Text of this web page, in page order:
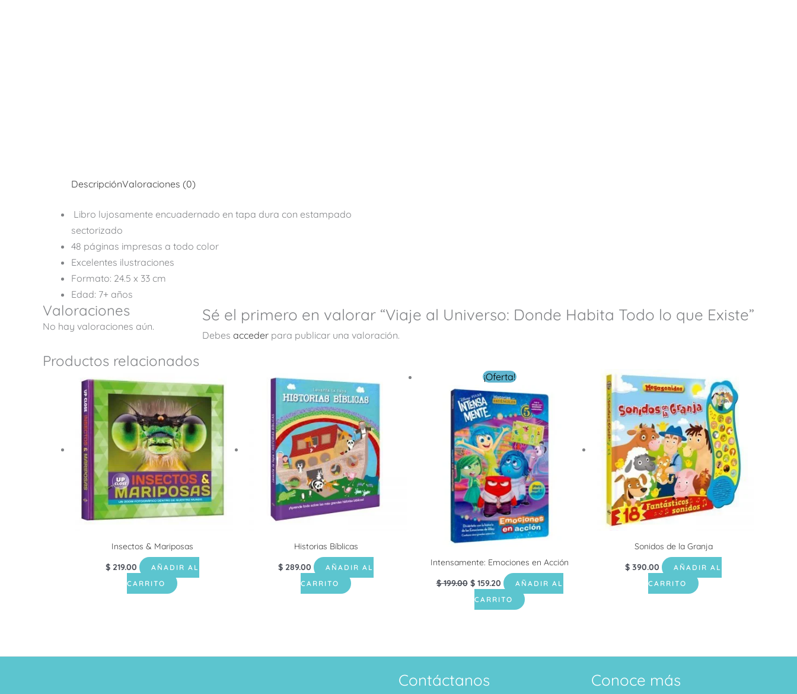
DescripciónValoraciones (0)
Libro lujosamente encuadernado en tapa dura con estampado
sectorizado
48 páginas impresas a todo color
Excelentes ilustraciones
Formato: 24.5 x 33 cm
Edad: 7+ años
Valoraciones
No hay valoraciones aún.
Sé el primero en valorar “Viaje al Universo: Donde Habita Todo lo que Existe”
Debes acceder para publicar una valoración.
Productos relacionados
Insectos & Mariposas
$219.00
AÑADIR AL
CARRITO
Historias Bíblicas
$ 289.00
AÑADIR AL
CARRITO
¡Oferta!
Intensamente: Emociones en Acción
$199.00
precio
original
era:
$ 199.00.
$159.20
El
precio
actual
es:
$ 159.20.
AÑADIR AL
CARRITO
Sonidos de la Granja
$ 390.00
AÑADIR AL
CARRITO
Contáctanos Conoce más